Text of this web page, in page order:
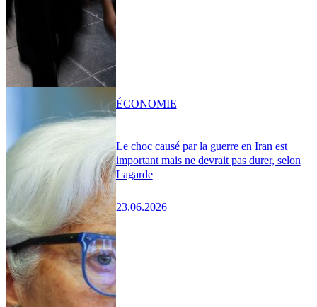
Le choc causé par la guerre en Iran est
important mais ne devrait pas durer, selon
Lagarde
23.06.2026
ÉCONOMIE